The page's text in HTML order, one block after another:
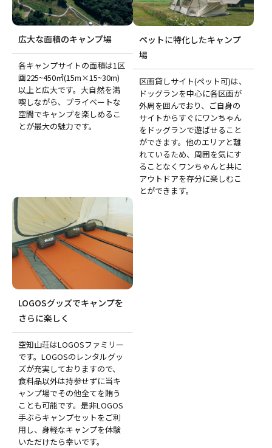
広大な面積のキャンプ場
各キャンプサイトの面積は1区
画225~450㎡(15m×15~30m)
以上と広大です。大自然を満
喫しながら、プライベートな
空間でキャンプを楽しめるこ
とが最大の魅力です。
ペットに特化したキャンプ
場
区画貸しサイト(ペット可)は、
ドッグランを中心に各区画が
外周を囲んでおり、ご自身の
サイトからすぐにワンちゃん
をドッグランで遊ばせること
ができます。他のエリアと離
れているため、周囲を気にす
ることなくワンちゃんと共に
アウトドアを存分に楽しむこ
とができます。
LOGOSグッズでキャンプを
さらに楽しく
空知山荘はLOGOSファミリー
です。LOGOSのレンタルグッ
ズが充実しておりますので、
食料品以外は持参せずに当キ
ャンプ場でその他全てを賄う
ことも可能です。是非LOGOS
手ぶらキャンプセットをご利
用し、身軽なキャンプを体験
いただけたら幸いです。